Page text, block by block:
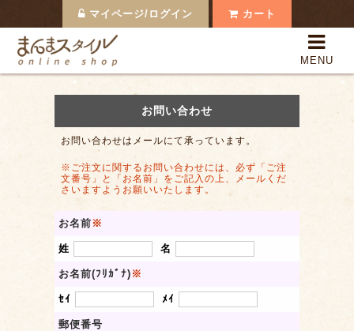
マイページ/ログイン カート
まんまスタイル
MENU
全商品一覧
まんまの果実
日本のまんま
まんまの食材
まんまスタイルって？
支払い・配送
よくある質問
お問い合わせ
お問い合わせはメールにて承っています。
※ご注文に関するお問い合わせには、必ず「ご注
文番号」と「お名前」をご記入の上、メールくだ
さいますようお願いいたします。
お名前 ※
姓 名
お名前(ﾌﾘｶﾞﾅ) ※
ｾｲ ﾒｲ
郵便番号